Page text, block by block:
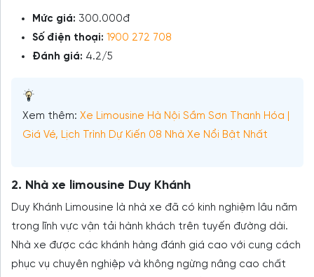
Mức giá: 300.000đ
Số điện thoại: 1900 272 708
Đánh giá: 4.2/5
Xem thêm: Xe Limousine Hà Nội Sầm Sơn Thanh Hóa |
Giá Vé, Lịch Trình Dự Kiến 08 Nhà Xe Nổi Bật Nhất
2. Nhà xe limousine Duy Khánh
Duy Khánh Limousine là nhà xe đã có kinh nghiệm lâu năm
trong lĩnh vực vận tải hành khách trên tuyến đường dài.
Nhà xe được các khánh hàng đánh giá cao với cung cách
phục vụ chuyên nghiệp và không ngừng nâng cao chất